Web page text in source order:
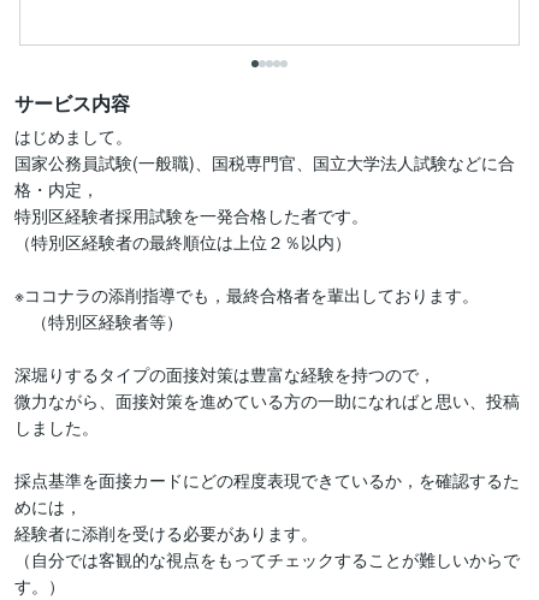
サービス内容
はじめまして。
国家公務員試験(一般職)、国税専門官、国立大学法人試験などに合
格・内定，
特別区経験者採用試験を一発合格した者です。
（特別区経験者の最終順位は上位２％以内）
※ココナラの添削指導でも，最終合格者を輩出しております。
（特別区経験者等）
深堀りするタイプの面接対策は豊富な経験を持つので，
微力ながら、面接対策を進めている方の一助になればと思い、投稿
しました。
採点基準を面接カードにどの程度表現できているか，を確認するた
めには，
経験者に添削を受ける必要があります。
（自分では客観的な視点をもってチェックすることが難しいからで
す。）